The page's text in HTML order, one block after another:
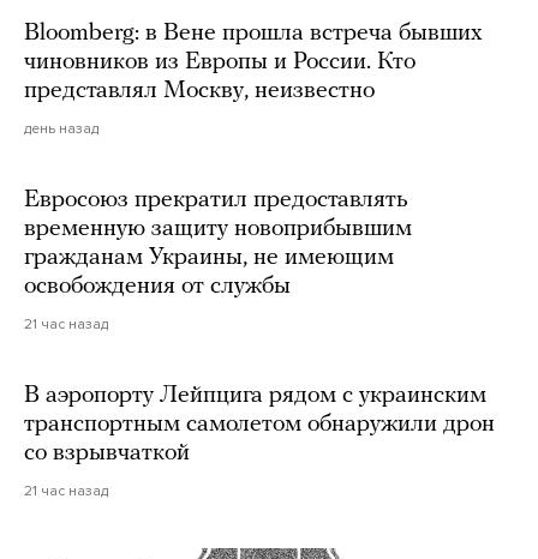
Bloomberg: в Вене прошла встреча бывших
чиновников из Европы и России. Кто
представлял Москву, неизвестно
день назад
Евросоюз прекратил предоставлять
временную защиту новоприбывшим
гражданам Украины, не имеющим
освобождения от службы
21 час назад
В аэропорту Лейпцига рядом с украинским
транспортным самолетом обнаружили дрон
со взрывчаткой
21 час назад